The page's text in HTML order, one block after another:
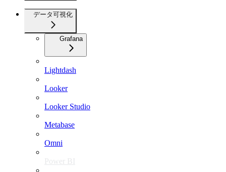
データ可視化
Grafana
Lightdash
Looker
Looker Studio
Metabase
Omni
Power BI